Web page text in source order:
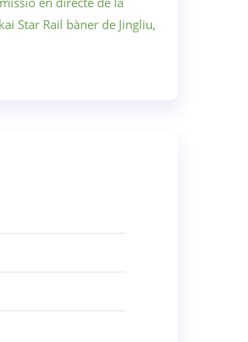
Star Rail bàner de Jingliu,